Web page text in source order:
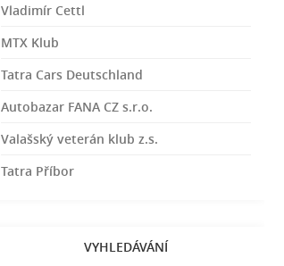
Vladimír Cettl
MTX Klub
Tatra Cars Deutschland
Autobazar FANA CZ s.r.o.
Valašský veterán klub z.s.
Tatra Příbor
VYHLEDÁVÁNÍ